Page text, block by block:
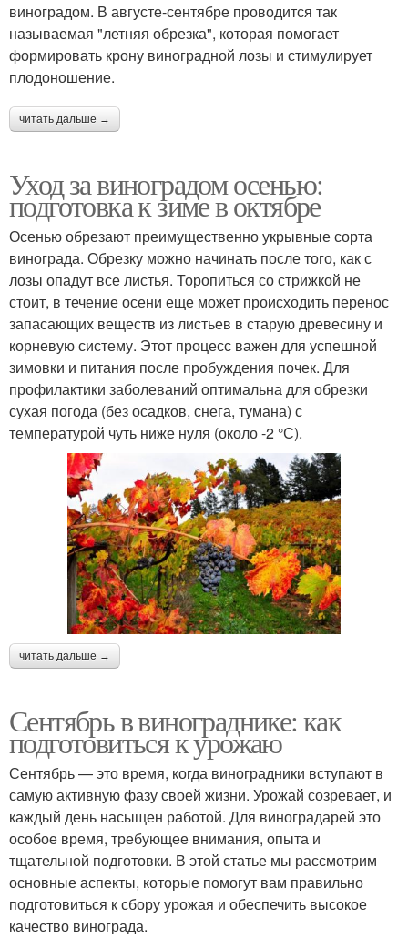
виноградом. В августе-сентябре проводится так
называемая "летняя обрезка", которая помогает
формировать крону виноградной лозы и стимулирует
плодоношение.
читать дальше →
Уход за виноградом осенью:
подготовка к зиме в октябре
Осенью обрезают преимущественно укрывные сорта
винограда. Обрезку можно начинать после того, как с
лозы опадут все листья. Торопиться со стрижкой не
стоит, в течение осени еще может происходить перенос
запасающих веществ из листьев в старую древесину и
корневую систему. Этот процесс важен для успешной
зимовки и питания после пробуждения почек. Для
профилактики заболеваний оптимальна для обрезки
сухая погода (без осадков, снега, тумана) с
температурой чуть ниже нуля (около -2 °С).
читать дальше →
Сентябрь в винограднике: как
подготовиться к урожаю
Сентябрь — это время, когда виноградники вступают в
самую активную фазу своей жизни. Урожай созревает, и
каждый день насыщен работой. Для виноградарей это
особое время, требующее внимания, опыта и
тщательной подготовки. В этой статье мы рассмотрим
основные аспекты, которые помогут вам правильно
подготовиться к сбору урожая и обеспечить высокое
качество винограда.